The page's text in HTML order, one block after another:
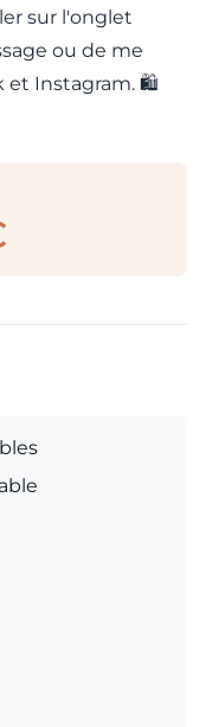
sur l'onglet
ou de me
et Instagram. 🛍️